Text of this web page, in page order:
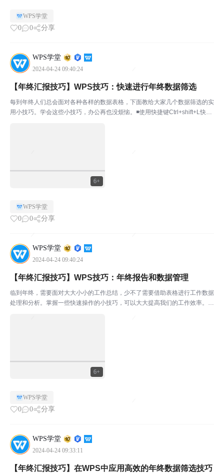
WPS学堂
0 0 分享
WPS学堂
2024-04-24 09:40:24
6+
【年终汇报技巧】WPS技巧：快速进行年终数据筛选
每到年终人们总会面对各种各样的数据表格，下面教给大家几个数据筛选的实
用小技巧。学会这些小技巧，办公再也没烦恼。◾使用快捷键Ctrl+shift+L快捷
WPS学堂
0 0 分享
WPS学堂
2024-04-24 09:40:24
6+
【年终汇报技巧】WPS技巧：年终报告和数据管理
临到年终，需要面对大大小小的工作总结，少不了需要借助表格进行工作数据
处理和分析。掌握一些快速操作的小技巧，可以大大提高我们的工作效率。◾
WPS学堂
0 0 分享
WPS学堂
2024-04-24 09:33:11
【年终汇报技巧】在WPS中应用高效的年终数据筛选技巧